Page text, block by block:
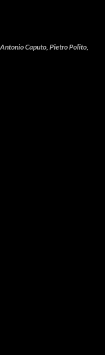
Caputo, Pietro Polito,